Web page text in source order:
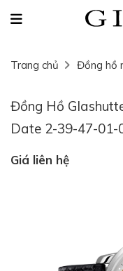
Trang chủ Đồng hồ
Đồng Hồ
Date 2-39-47-01-
Giá liên hệ